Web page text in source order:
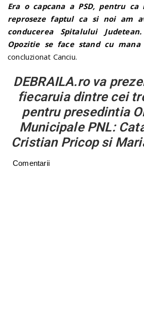
Era o capcana a PSD, pentru
reproseze faptul ca si noi am
conducerea Spitalului
Opozitie se face stand cu mana
concluzionat Canciu.
DEBRAILA.ro va
fiecaruia dintre cei
pentru presedintia
Municipale PNL:
Cristian Pricop si
Comentarii